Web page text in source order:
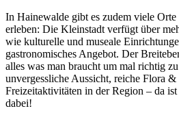
In Hainewalde gibt es zudem viele
erleben: Die Kleinstadt verfügt über
wie kulturelle und museale
gastronomisches Angebot. Der
alles was man braucht um mal richtig
unvergessliche Aussicht, reiche Flora
Freizeitaktivitäten in der Region – da
dabei!